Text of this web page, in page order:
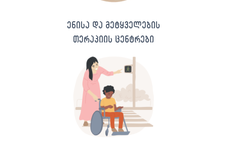
ენისა და მეტყველების
თერაპიის ცენტრები